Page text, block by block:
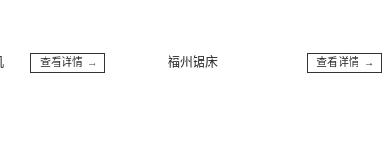
查看详情 → 查看详情 →
福州锯床